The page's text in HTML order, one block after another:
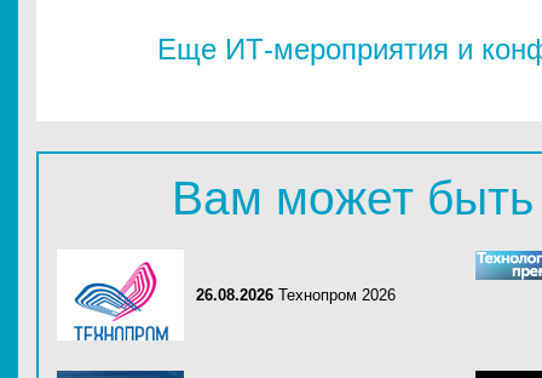
Еще ИТ-мероприятия и
Вам может быть
26.08.2026 Технопром 2026